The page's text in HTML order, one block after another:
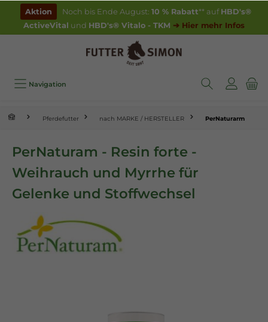
springen
Aktion Noch bis Ende August: 10 % Rabatt** auf HBD's®
ActiveVital und HBD's® Vitalo - TKM ➔ Hier mehr Infos
Navigation
Pferdefutter nach MARKE / HERSTELLER PerNaturarm
PerNaturam - Resin forte -
Weihrauch und Myrrhe für
Gelenke und Stoffwechsel